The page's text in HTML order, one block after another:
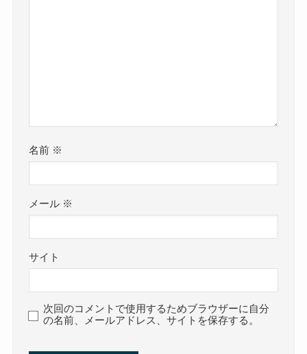
名前 ※
メール ※
サイト
次回のコメントで使用するためブラウザーに自分
の名前、メールアドレス、サイトを保存する。